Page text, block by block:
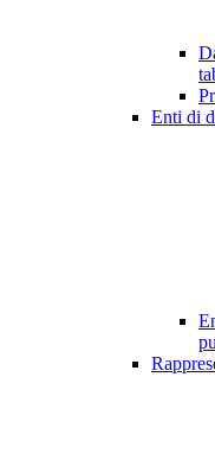
Enti di